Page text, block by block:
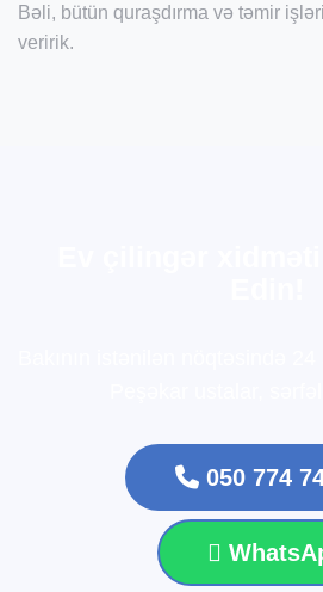
Bəli, bütün quraşdırma və təmir
veririk.
050 774